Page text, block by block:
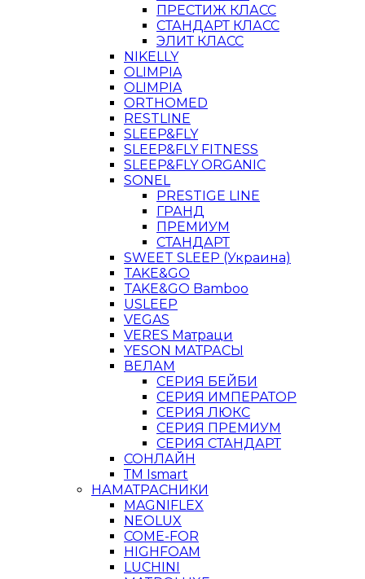
ПРЕСТИЖ КЛАСС
СТАНДАРТ КЛАСС
ЭЛИТ КЛАСС
NIKELLY
OLIMPIA
OLIMPIA
ORTHOMED
RESTLINE
SLEEP&FLY
SLEEP&FLY FITNESS
SLEEP&FLY ORGANIC
SONEL
PRESTIGE LINE
ГРАНД
ПРЕМИУМ
СТАНДАРТ
SWEET SLEEP (Украина)
TAKE&GO
TAKE&GO Bamboo
USLEEP
VEGAS
VERES Матраци
YESON МАТРАСЫ
ВЕЛАМ
СЕРИЯ БЕЙБИ
СЕРИЯ ИМПЕРАТОР
СЕРИЯ ЛЮКС
СЕРИЯ ПРЕМИУМ
СЕРИЯ СТАНДАРТ
СОНЛАЙН
ТМ Ismart
НАМАТРАСНИКИ
MAGNIFLEX
NEOLUX
COME-FOR
HIGHFOAM
LUCHINI